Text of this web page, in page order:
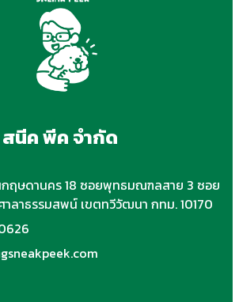
สนีค พีค จำกัด
กฤษดานคร 18 ซอยพุทธมณฑลสาย 3 ซอย
าลาธรรมสพน์ เขตทวีวัฒนา กทม. 10170